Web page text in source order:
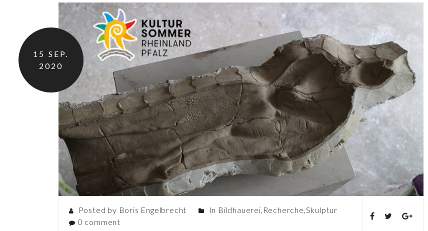
15 SEP.
2020
Posted by Boris Engelbrecht In Bildhauerei, Recherche,Skulptur
0 comment